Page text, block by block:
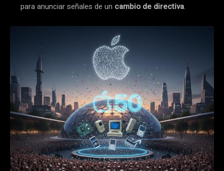
para anunciar señales de un cambio de directiva.